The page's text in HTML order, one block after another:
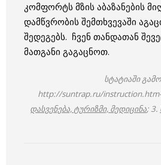
კომფორტს მზის აბაზანების
დამწვრობის შემთხვევაში
შედეგებს. ჩვენ თანდათან
მათგანი გაგაცნოთ.
სტატიაში
http://suntrap.ru/
დასვენება, ტურიზმი, მედიცინა; 3.